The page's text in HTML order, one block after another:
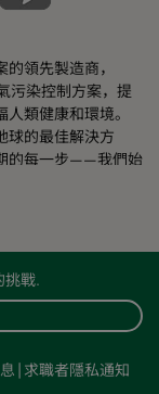
領先製造商，
污染控制方案，提
類健康和環境。
球的最佳解決方
的每一步——我們始
響。我們採用全
，高度重視客
提供服務和支援。
個角落。Camfil
戰.
| 求職者隱私通知